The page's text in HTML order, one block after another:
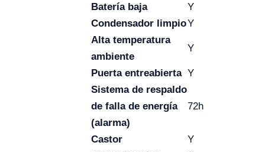
Batería baja
Y
Condensador limpioY
Alta temperatura
ambiente
Y
Puerta entreabierta Y
Sistema de respaldo
de falla de energía
(alarma)
72h
Castor
Y